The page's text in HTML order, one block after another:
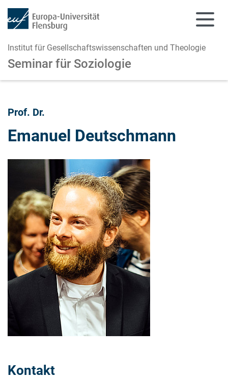
Institut für Gesellschaftswissenschaften und Theologie
Seminar für Soziologie
Prof. Dr.
Emanuel Deutschmann
Kontakt